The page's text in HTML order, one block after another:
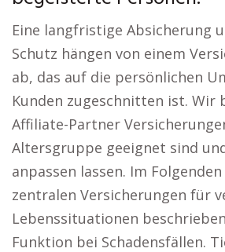
Eine langfristige Absicherung
Schutz hängen von einem
ab, das auf die persönlichen
Kunden zugeschnitten ist. Wir
Affiliate-Partner
Altersgruppe geeignet sind
anpassen lassen. Im
zentralen Versicherungen für
Lebenssituationen
Funktion bei Schadensfällen.